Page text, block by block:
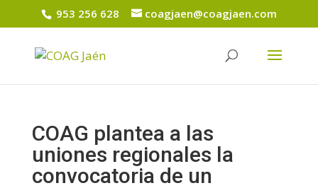
953 256 628 coagjaen@coagjaen.com
COAG plantea a las
uniones regionales la
convocatoria de un